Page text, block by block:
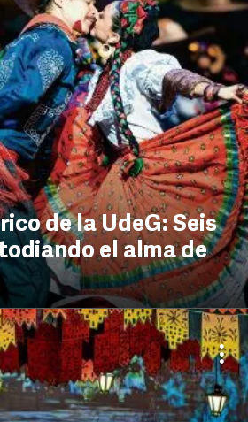
de la UdeG: Seis
el alma de